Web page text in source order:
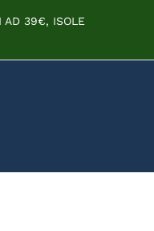
AD 39€, ISOLE